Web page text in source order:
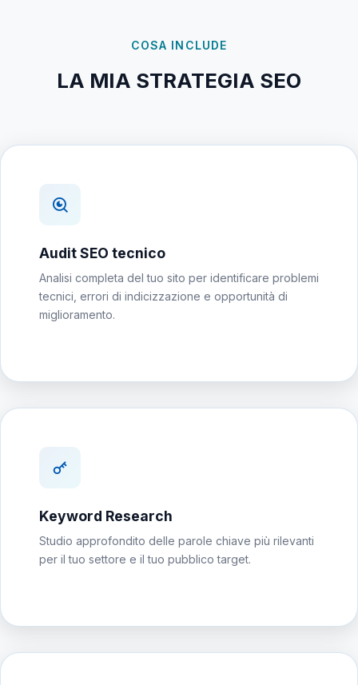
COSA INCLUDE
LA MIA STRATEGIA SEO
Audit SEO tecnico
Analisi completa del tuo sito per identificare problemi
tecnici, errori di indicizzazione e opportunità di
miglioramento.
Keyword Research
Studio approfondito delle parole chiave più rilevanti
per il tuo settore e il tuo pubblico target.